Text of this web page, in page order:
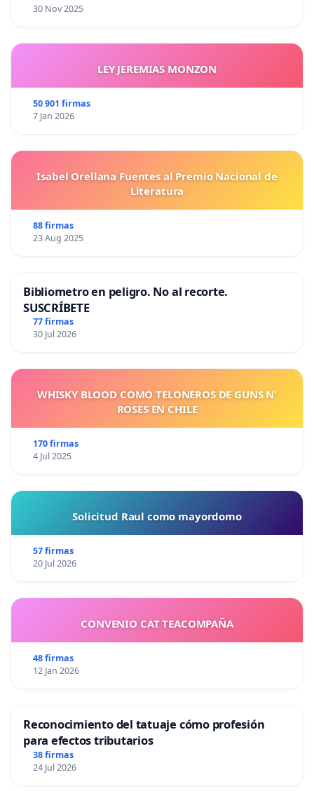
30 Nov 2025
LEY JEREMIAS MONZON
50 901 firmas
7 Jan 2026
Isabel Orellana Fuentes al Premio Nacional de
Literatura
88 firmas
23 Aug 2025
Bibliometro en peligro. No al recorte.
SUSCRÍBETE
77 firmas
30 Jul 2026
WHISKY BLOOD COMO TELONEROS DE GUNS N'
ROSES EN CHILE
170 firmas
4 Jul 2025
Solicitud Raul como mayordomo
57 firmas
20 Jul 2026
CONVENIO CAT TEACOMPAÑA
48 firmas
12 Jan 2026
Reconocimiento del tatuaje cómo profesión
para efectos tributarios
38 firmas
24 Jul 2026